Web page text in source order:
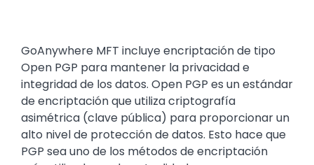
Text
GoAnywhere MFT incluye encriptación de tipo
Open PGP para mantener la privacidad e
integridad de los datos. Open PGP es un estándar
de encriptación que utiliza criptografía
asimétrica (clave pública) para proporcionar un
alto nivel de protección de datos. Esto hace que
PGP sea uno de los métodos de encriptación